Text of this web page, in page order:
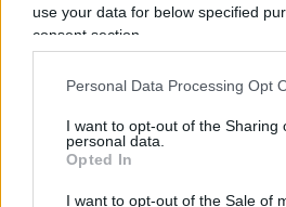
use your data for below specified
consent section.
Personal Data Processing Opt
I want to opt-out of the Sharing
personal data.
Opted In
I want to opt-out of the Sale of
Ora, evitando di riportare il
intemerata che Miozzo ha
di microbiologia
però precisare almeno un
hanno caratterizzato l’azione